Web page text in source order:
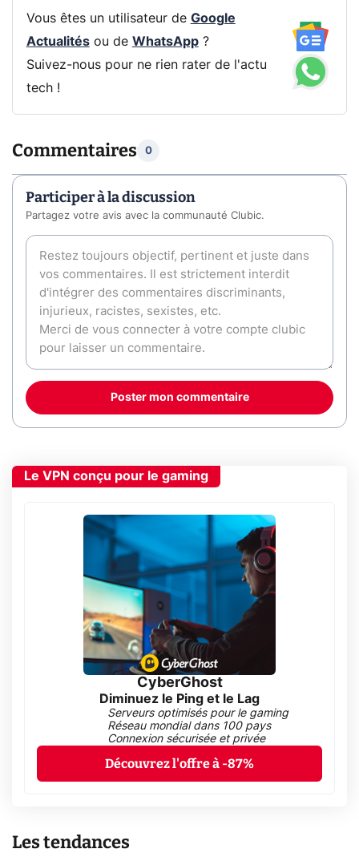
Vous êtes un utilisateur de Google
Actualitésou de WhatsApp?
Suivez-nous pour ne rien rater de l'actu
tech !
Commentaires 0
Participer à la discussion
Partagez votre avis avec la communauté Clubic.
Poster mon commentaire
Le VPN conçu pour le gaming
CyberGhost
Diminuez le Ping et le Lag
Serveurs optimisés pour le gaming
Réseau mondial dans 100 pays
Connexion sécurisée et privée
Découvrez l'offre à -87%
Les tendances